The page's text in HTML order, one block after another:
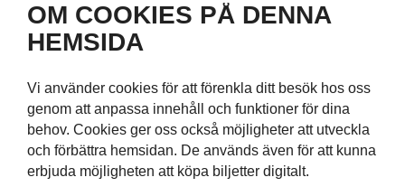
OM COOKIES PÅ DENNA
HEMSIDA
Vi använder cookies för att förenkla ditt besök hos oss
genom att anpassa innehåll och funktioner för dina
behov. Cookies ger oss också möjligheter att utveckla
och förbättra hemsidan. De används även för att kunna
erbjuda möjligheten att köpa biljetter digitalt.